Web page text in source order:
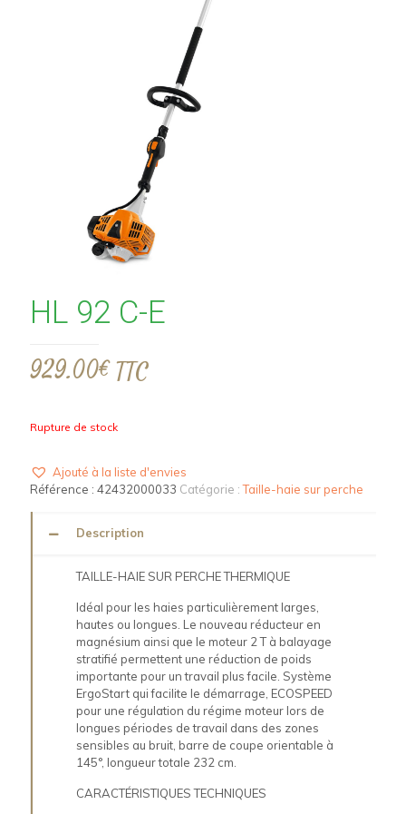
HL 92 C-E
929.00€ TTC
Rupture de stock
Ajouté à la liste d'envies
Référence : 42432000033 Catégorie :Taille-haie sur perche
Description
TAILLE-HAIE SUR PERCHE THERMIQUE
Idéal pour les haies particulièrement larges,
hautes ou longues. Le nouveau réducteur en
magnésium ainsi que le moteur 2 T à balayage
stratifié permettent une réduction de poids
importante pour un travail plus facile. Système
ErgoStart qui facilite le démarrage, ECOSPEED
pour une régulation du régime moteur lors de
longues périodes de travail dans des zones
sensibles au bruit, barre de coupe orientable à
145°, longueur totale 232 cm.
CARACTÉRISTIQUES TECHNIQUES